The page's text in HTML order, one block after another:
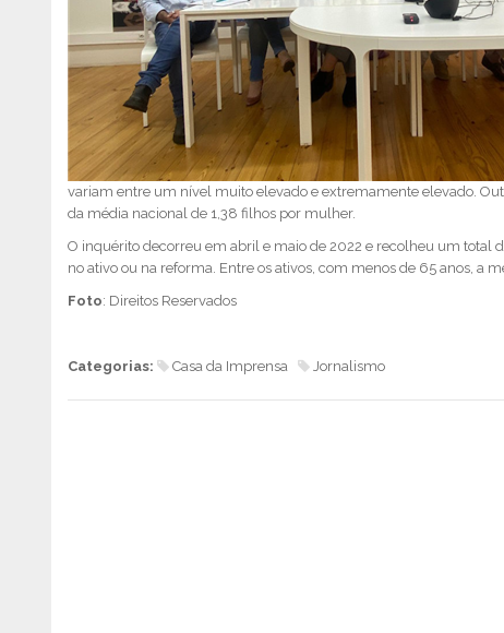
variam entre um nível muito elevado e extremamente elevado.
da média nacional de 1,38 filhos por mulher.
O inquérito decorreu em abril e maio de 2022 e recolheu um total
no ativo ou na reforma. Entre os ativos, com menos de 65 anos, a
Foto: Direitos Reservados
Categorias: Casa da Imprensa Jornalismo